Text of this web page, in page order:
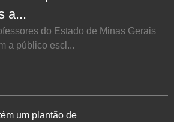
a...
do Estado de Minas Gerais
a público escl...
um plantão de